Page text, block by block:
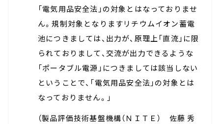
「電気用品安全法」の対象とはなっておりませ
ん。規制対象となりますリチウムイオン蓄電
池につきましては、出力が、原理上「直流」に限
られておりまして、交流が出力できるような
「ポータブル電源」につきましては該当しない
ということで、「電気用品安全法」の対象とは
なっておりません。」
（製品評価技術基盤機構（ＮＩＴＥ） 佐藤 秀